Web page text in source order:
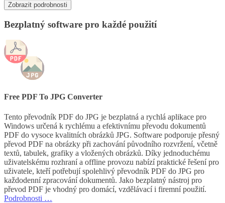
Zobrazit podrobnosti
Bezplatný software pro každé použití
Free PDF To JPG Converter
Tento převodník PDF do JPG je bezplatná a rychlá aplikace pro
Windows určená k rychlému a efektivnímu převodu dokumentů
PDF do vysoce kvalitních obrázků JPG. Software podporuje přesný
převod PDF na obrázky při zachování původního rozvržení, včetně
textů, tabulek, grafiky a vložených obrázků. Díky jednoduchému
uživatelskému rozhraní a offline provozu nabízí praktické řešení pro
uživatele, kteří potřebují spolehlivý převodník PDF do JPG pro
každodenní zpracování dokumentů. Jako bezplatný nástroj pro
převod PDF je vhodný pro domácí, vzdělávací i firemní použití.
Podrobnosti …